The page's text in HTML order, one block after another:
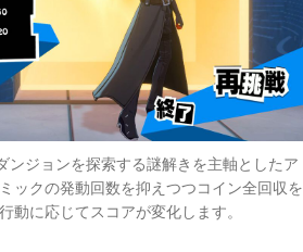
ンジョンを探索する謎解きを主軸としたア
ックの発動回数を抑えつつコイン全回収を
動に応じてスコアが変化します。